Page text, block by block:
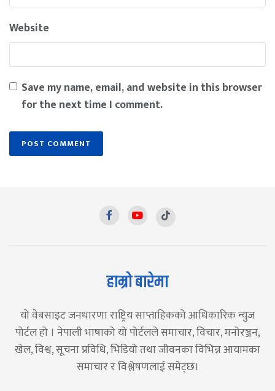
Website
Save my name, email, and website in this browser
for the next time I comment.
हाम्रो बारेमा
यो वेबसाइट जनधारणा राष्ट्रिय साप्ताहिकको आधिकारिक न्युज
पोर्टल हो । नेपाली भाषाको यो पोर्टलले समाचार, विचार, मनोरञ्जन,
खेल, विश्व, सूचना प्रविधि, भिडियो तथा जीवनका विभिन्न आयामका
समाचार र विश्लेषणलाई समेट्छ।